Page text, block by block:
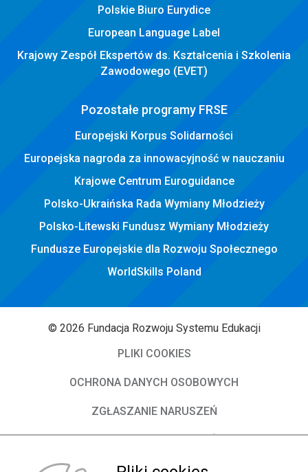
Polskie Biuro Eurydice
European Language Label
Krajowy Zespół Ekspertów ds. Kształcenia i Szkolenia
Zawodowego (EVET)
Pozostałe programy FRSE
Europejski Korpus Solidarności
Europejska nagroda za innowacyjność w nauczaniu
Krajowe Centrum Euroguidance
Polsko-Ukraińska Rada Wymiany Młodzieży
Polsko-Litewski Fundusz Wymiany Młodzieży
Fundusze Europejskie dla Rozwoju Społecznego
WorldSkills Poland
© 2026 Fundacja Rozwoju Systemu Edukacji
PLIKI COOKIES
OCHRONA DANYCH OSOBOWYCH
ZGŁASZANIE NARUSZEŃ
DEKLARACJA DOSTĘPNOŚCI
O Fundacji